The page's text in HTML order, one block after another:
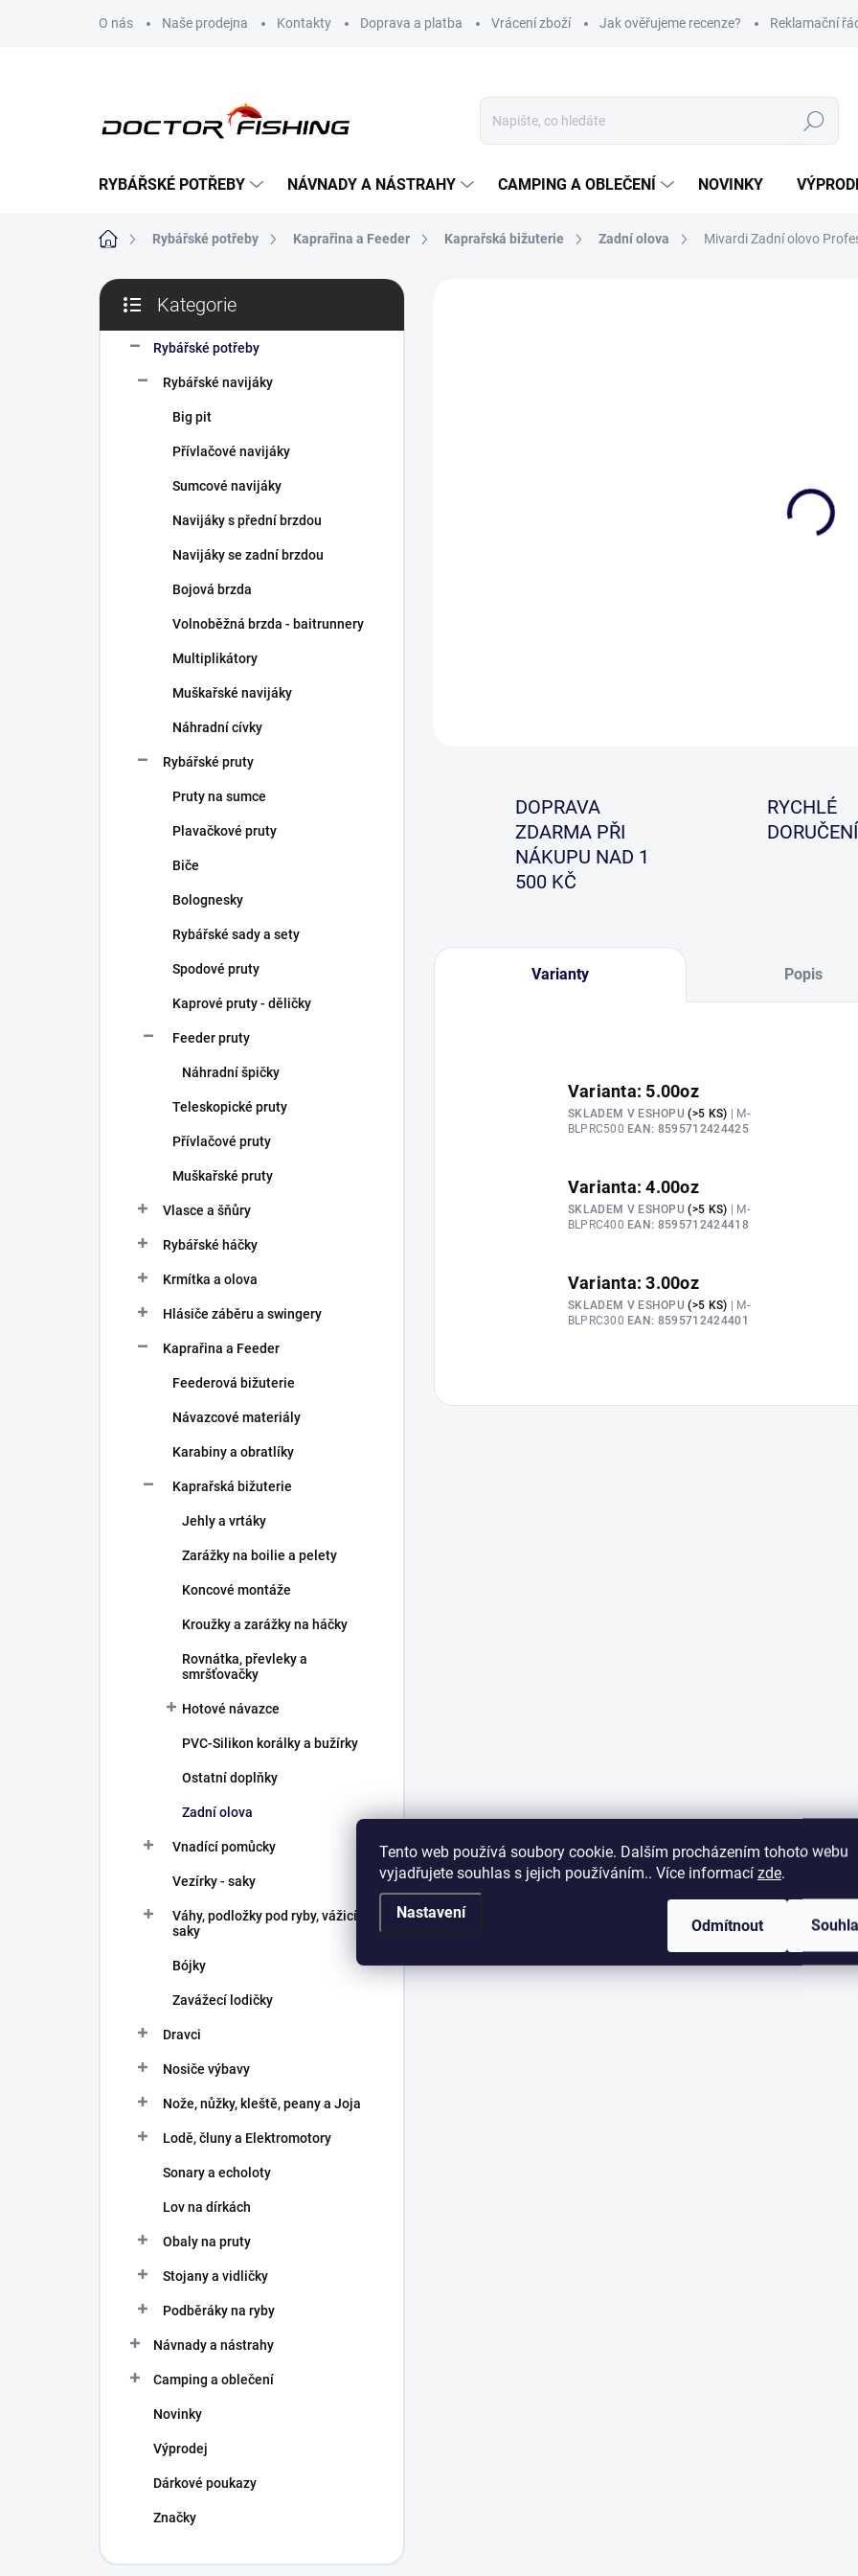
Tento web používá soubory cookie. Dalším procházením tohoto webu
vyjadřujete souhlas s jejich používáním.. Více informací zde.
Nastavení
Odmítnout
O nás Naše prodejna Kontakty Doprava a platba Vrácení zboží Jak ověřujeme recenze? Reklamační
Hledat
RYBÁŘSKÉ POTŘEBY NÁVNADY A NÁSTRAHY CAMPING A OBLEČENÍ NOVINKY
Domů Rybářské potřeby Kaprařina a Feeder Kaprařská bižuterie Zadní olova Mivardi Zadní olovo
P
s
kategorie
Kategorie
Rybářské potřeby
Rybářské navijáky
Big pit
Přívlačové navijáky
Sumcové navijáky
Navijáky s přední brzdou
Navijáky se zadní brzdou
Bojová brzda
Volnoběžná brzda - baitrunnery
Multiplikátory
Muškařské navijáky
Náhradní cívky
Rybářské pruty
Pruty na sumce
Plavačkové pruty
Biče
Bolognesky
Rybářské sady a sety
Spodové pruty
Kaprové pruty - děličky
Feeder pruty
Náhradní špičky
Teleskopické pruty
Přívlačové pruty
Muškařské pruty
Vlasce a šňůry
Rybářské háčky
Krmítka a olova
Hlásiče záběru a swingery
Kaprařina a Feeder
Feederová bižuterie
Návazcové materiály
Karabiny a obratlíky
Kaprařská bižuterie
Jehly a vrtáky
Zarážky na boilie a pelety
Koncové montáže
Kroužky a zarážky na háčky
Rovnátka, převleky a
smršťovačky
Hotové návazce
PVC-Silikon korálky a bužírky
Ostatní doplňky
Zadní olova
Vnadící pomůcky
Vezírky - saky
Váhy, podložky pod ryby, vážicí
saky
Bójky
Zavážecí lodičky
Dravci
Nosiče výbavy
Nože, nůžky, kleště, peany a Joja
Lodě, čluny a Elektromotory
Sonary a echoloty
Lov na dírkách
Obaly na pruty
Stojany a vidličky
Podběráky na ryby
Návnady a nástrahy
Camping a oblečení
Novinky
Výprodej
Dárkové poukazy
Značky
DOPRAVA
ZDARMA PŘI
NÁKUPU NAD 1
500 KČ
RYCHLÉ
DORUČENÍ
Varianty Popis
Varianta: 5.00oz
SKLADEM V ESHOPU(>5 KS) | M-
BLPRC500 EAN: 8595712424425
Varianta: 4.00oz
SKLADEM V ESHOPU(>5 KS) | M-
BLPRC400 EAN: 8595712424418
Varianta: 3.00oz
SKLADEM V ESHOPU(>5 KS) | M-
BLPRC300 EAN: 8595712424401